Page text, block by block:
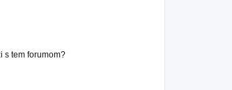
s tem forumom?